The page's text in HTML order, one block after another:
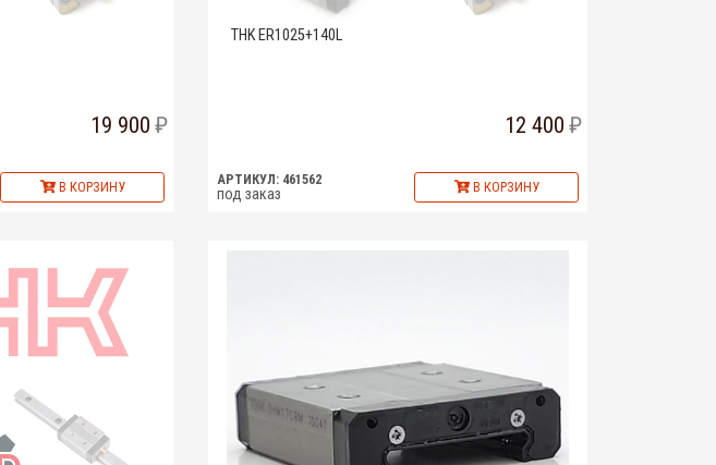
19 900
В КОРЗИНУ
THK ER1025+140L
12 400
АРТИКУЛ: 461562
под заказ В КОРЗИНУ